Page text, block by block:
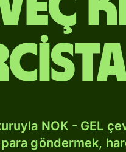
NOK - GEL
göndermek,